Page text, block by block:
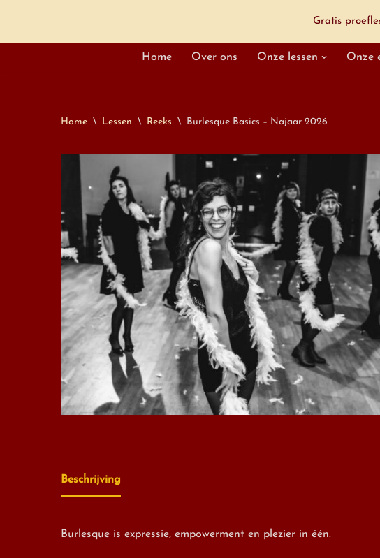
Home Over ons Onze lessen Onze
Home \ Lessen \ Reeks \ Burlesque Basics – Najaar 2026
Beschrijving
Burlesque is expressie, empowerment en plezier in één.
Gratis